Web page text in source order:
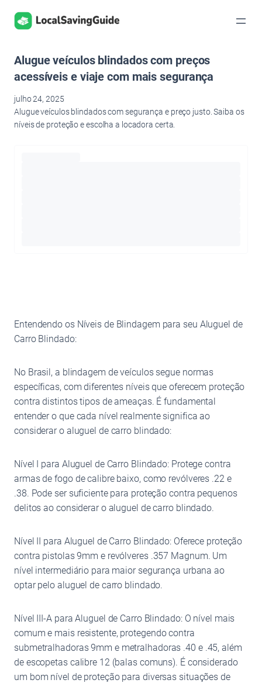
Pular
para
Alugue veículos blindados com preços
acessíveis e viaje com mais segurança
julho 24, 2025
Alugue veículos blindados com segurança e preço justo. Saiba os
níveis de proteção e escolha a locadora certa.
Entendendo os Níveis de Blindagem para seu Aluguel de
Carro Blindado:
No Brasil, a blindagem de veículos segue normas
específicas, com diferentes níveis que oferecem proteção
contra distintos tipos de ameaças. É fundamental
entender o que cada nível realmente significa ao
considerar o aluguel de carro blindado:
Nível I para Aluguel de Carro Blindado: Protege contra
armas de fogo de calibre baixo, como revólveres .22 e
.38. Pode ser suficiente para proteção contra pequenos
delitos ao considerar o aluguel de carro blindado.
Nível II para Aluguel de Carro Blindado: Oferece proteção
contra pistolas 9mm e revólveres .357 Magnum. Um
nível intermediário para maior segurança urbana ao
optar pelo aluguel de carro blindado.
Nível III-A para Aluguel de Carro Blindado: O nível mais
comum e mais resistente, protegendo contra
submetralhadoras 9mm e metralhadoras .40 e .45, além
de escopetas calibre 12 (balas comuns). É considerado
um bom nível de proteção para diversas situações de